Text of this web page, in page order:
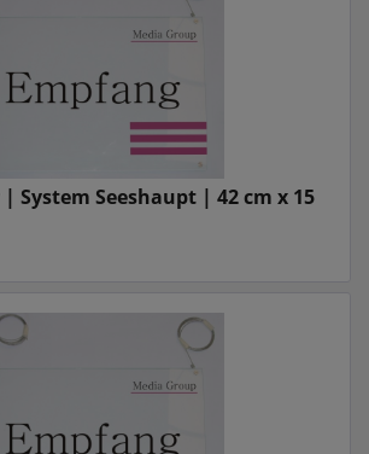
System Seeshaupt | 42 cm x 15